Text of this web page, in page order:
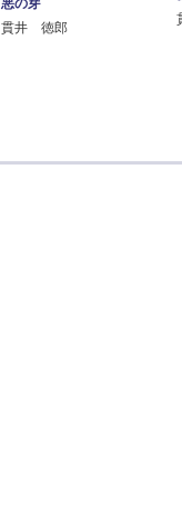
貫井 徳郎